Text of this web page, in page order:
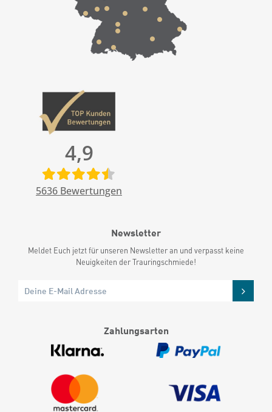
4,9
5636 Bewertungen
Newsletter
Meldet Euch jetzt für unseren Newsletter an und verpasst keine
Neuigkeiten der Trauringschmiede!
Zahlungsarten